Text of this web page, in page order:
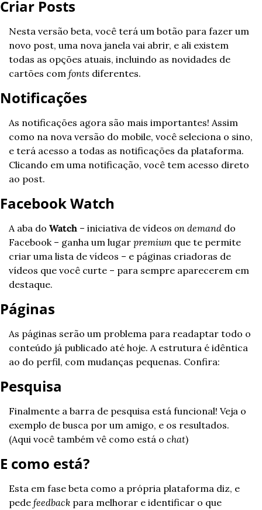
Criar Posts
Nesta versão beta, você terá um botão para fazer um
novo post, uma nova janela vai abrir, e ali existem
todas as opções atuais, incluindo as novidades de
cartões com fonts diferentes.
Notificações
As notificações agora são mais importantes! Assim
como na nova versão do mobile, você seleciona o sino,
e terá acesso a todas as notificações da plataforma.
Clicando em uma notificação, você tem acesso direto
ao post.
Facebook Watch
A aba do Watch – iniciativa de vídeos on demand do
Facebook – ganha um lugar premium que te permite
criar uma lista de vídeos – e páginas criadoras de
vídeos que você curte – para sempre aparecerem em
destaque.
Páginas
As páginas serão um problema para readaptar todo o
conteúdo já publicado até hoje. A estrutura é idêntica
ao do perfil, com mudanças pequenas. Confira:
Pesquisa
Finalmente a barra de pesquisa está funcional! Veja o
exemplo de busca por um amigo, e os resultados.
(Aqui você também vê como está o chat)
E como está?
Esta em fase beta como a própria plataforma diz, e
pede feedback para melhorar e identificar o que